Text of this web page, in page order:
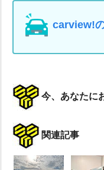
carview!
今、あなたに
関連記事